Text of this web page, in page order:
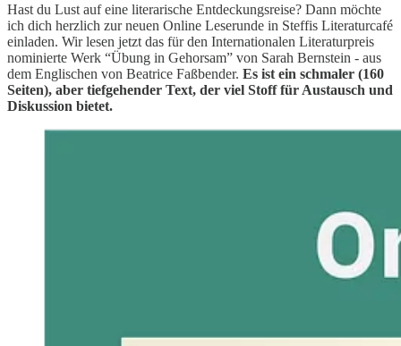
Hast du Lust auf eine literarische Entdeckungsreise? Dann möchte
ich dich herzlich zur neuen Online Leserunde in Steffis Literaturcafé
einladen. Wir lesen jetzt das für den Internationalen Literaturpreis
nominierte Werk “Übung in Gehorsam” von Sarah Bernstein - aus
dem Englischen von Beatrice Faßbender. Es ist ein schmaler (160
Seiten), aber tiefgehender Text, der viel Stoff für Austausch und
Diskussion bietet.